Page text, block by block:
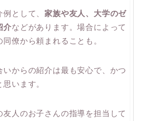
として、 家族や友人、大学のゼ
介などがあります。場合によって
僚から頼まれることも。
いからの紹介は最も安心で、かつ
います。
人のお子さんの指導を担当して